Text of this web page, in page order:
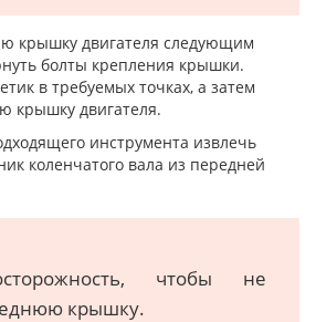
крышку двигателя следующим
болты крепления крышки.
в требуемых точках, а затем
крышку двигателя.
инструмента извлечь
коленчатого вала из передней
чтобы не
крышку.